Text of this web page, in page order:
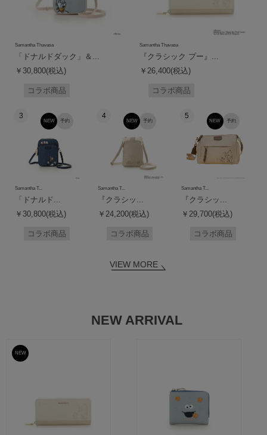
Samantha Thavasa
「ドナルドダック」＆...
￥30,800(税込)
コラボ商品
Samantha Thavasa
『クラシック プー』...
￥26,400(税込)
コラボ商品
3
予約
NEW
Samantha T...
「ドナルド...
￥30,800(税込)
コラボ商品
4
予約
NEW
Samantha T...
『クラシッ...
￥24,200(税込)
コラボ商品
5
予約
NEW
Samantha T...
『クラシッ...
￥29,700(税込)
コラボ商品
VIEW MORE
NEW ARRIVAL
予約
NEW